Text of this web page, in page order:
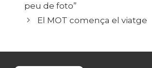
peu de foto”
El MOT comença el viatge